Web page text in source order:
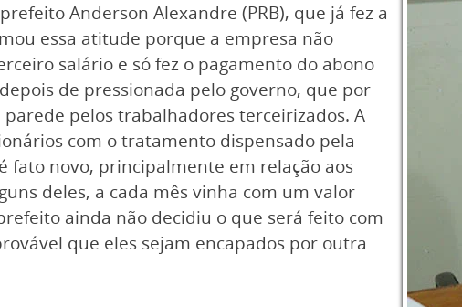
Anderson Alexandre (PRB), que já fez a
essa atitude porque a empresa não
salário e só fez o pagamento do abono
de pressionada pelo governo, que por
parede pelos trabalhadores terceirizados. A
com o tratamento dispensado pela
fato novo, principalmente em relação aos
deles, a cada mês vinha com um valor
ainda não decidiu o que será feito com
que eles sejam encapados por outra